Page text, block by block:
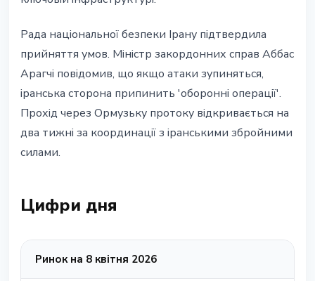
Рада національної безпеки Ірану підтвердила
прийняття умов. Міністр закордонних справ Аббас
Арагчі повідомив, що якщо атаки зупиняться,
іранська сторона припинить 'оборонні операції'.
Прохід через Ормузьку протоку відкривається на
два тижні за координації з іранськими збройними
силами.
Цифри дня
Ринок на 8 квітня 2026